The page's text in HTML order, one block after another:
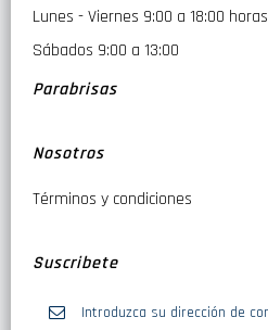
Lunes - Viernes 9:00 a 18:00 horas
Sábados 9:00 a 13:00
Parabrisas
Nosotros
Términos y condiciones
Suscribete